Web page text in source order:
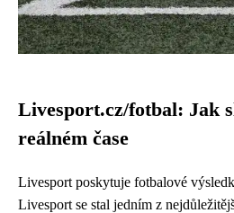
Livesport.cz/fotbal: Jak
reálném čase
Livesport poskytuje fotbalové
Livesport se stal jedním z